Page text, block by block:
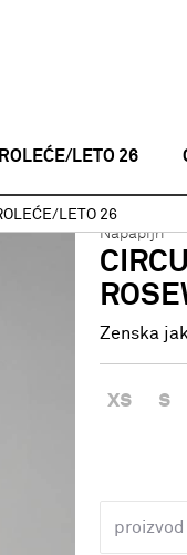
LETO 26
LETO 26
ROSEWOOD
Napapijri
Zenska
xs s